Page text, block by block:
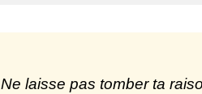
Ne laisse pas tomber ta